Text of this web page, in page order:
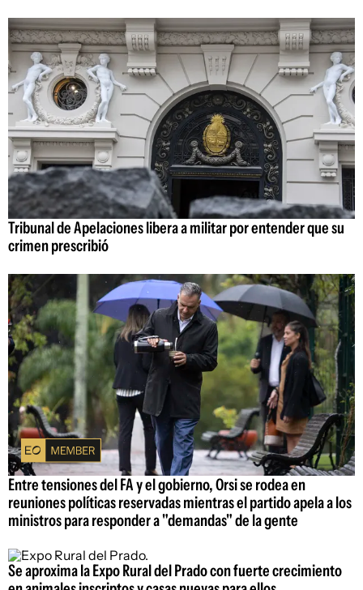
Tribunal de Apelaciones libera a militar por entender que su
crimen prescribió
Entre tensiones del FA y el gobierno, Orsi se rodea en
reuniones políticas reservadas mientras el partido apela a los
ministros para responder a "demandas" de la gente
Se aproxima la Expo Rural del Prado con fuerte crecimiento